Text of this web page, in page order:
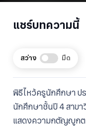
แชร์บทความนี้
สว่าง มืด
พิธีไหว้ครูนักศึกษา ป
นักศึกษาชั้นปี 4 สาขา
แสดงความกตัญญูกต